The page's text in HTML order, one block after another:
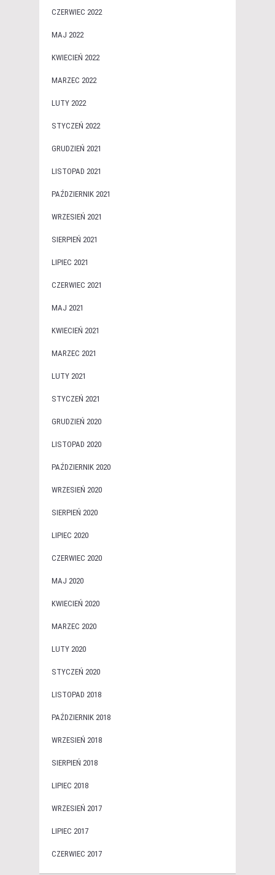
CZERWIEC 2022
MAJ 2022
KWIECIEŃ 2022
MARZEC 2022
LUTY 2022
STYCZEŃ 2022
GRUDZIEŃ 2021
LISTOPAD 2021
PAŹDZIERNIK 2021
WRZESIEŃ 2021
SIERPIEŃ 2021
LIPIEC 2021
CZERWIEC 2021
MAJ 2021
KWIECIEŃ 2021
MARZEC 2021
LUTY 2021
STYCZEŃ 2021
GRUDZIEŃ 2020
LISTOPAD 2020
PAŹDZIERNIK 2020
WRZESIEŃ 2020
SIERPIEŃ 2020
LIPIEC 2020
CZERWIEC 2020
MAJ 2020
KWIECIEŃ 2020
MARZEC 2020
LUTY 2020
STYCZEŃ 2020
LISTOPAD 2018
PAŹDZIERNIK 2018
WRZESIEŃ 2018
SIERPIEŃ 2018
LIPIEC 2018
WRZESIEŃ 2017
LIPIEC 2017
CZERWIEC 2017